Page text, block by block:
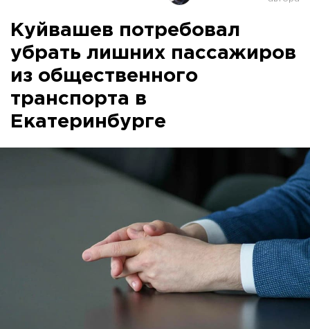
Куйвашев потребовал
убрать лишних пассажиров
из общественного
транспорта в
Екатеринбурге